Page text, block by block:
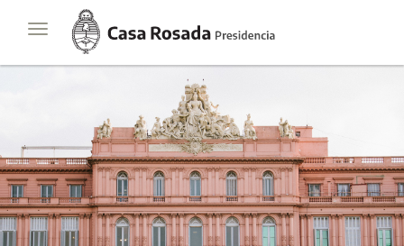
Toggle
navigation
Casa
Rosada
Presidencia
de